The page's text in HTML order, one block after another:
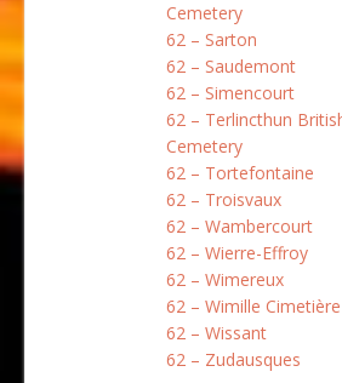
Cemetery
62 – Sarton
62 – Saudemont
62 – Simencourt
62 – Terlincthun
Cemetery
62 – Tortefontaine
62 – Troisvaux
62 – Wambercourt
62 – Wierre-Effroy
62 – Wimereux
62 – Wimille
62 – Wissant
62 – Zudausques